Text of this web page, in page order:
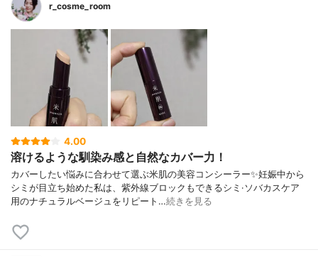
r_cosme_room
4.00
溶けるような馴染み感と自然なカバー力！
カバーしたい悩みに合わせて選ぶ米肌の美容コンシーラー✨妊娠中から
シミが目立ち始めた私は、紫外線ブロックもできるシミ·ソバカスケア
用のナチュラルベージュをリピート…続きを見る